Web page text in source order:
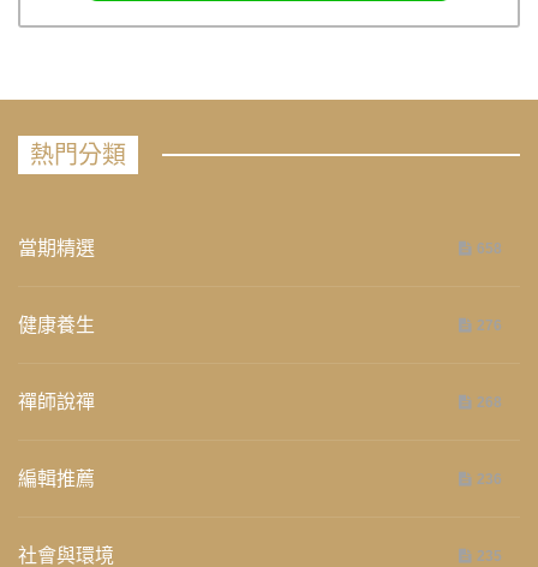
熱門分類
當期精選 658
健康養生 276
禪師說禪 268
編輯推薦 236
社會與環境 235